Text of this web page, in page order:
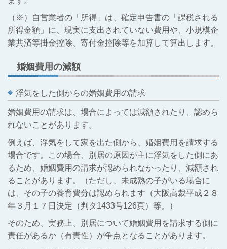
（※）自営業者の「所得」は、確定申告書の「課税される
所得金額」に、現実に支出されていない費用や、小規模企
業共済等掛金控除、寄付金控除等を加算して算出します。
婚姻費用の減額
浮気をした側からの婚姻費用の請求
婚姻費用の請求は、場合によっては減額されたり、認めら
れないことがあります。
例えば、浮気をして家を出た側から、婚姻費用を請求する
場合です。この場合、別居の原因が主に浮気をした側にあ
るため、婚姻費用の請求が認められなかったり、減額され
ることがあります。（ただし、未成熟の子がいる場合に
は、その子の養育費分は認められます（大阪高裁平成２８
年３月１７日決定（判タ1433号126頁）等。）
そのため、実務上、別居について婚姻費用を請求する側に
責任があるか（有責性）が争点となることがあります。